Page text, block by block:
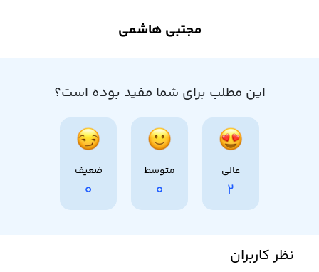
مجتبی هاشمی
این مطلب برای شما مفید بوده است؟
عالی
2
متوسط
0
ضعیف
0
نظر کاربران